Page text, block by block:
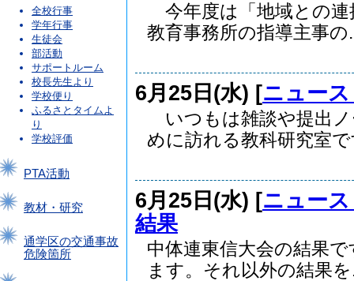
全校行事
学年行事
生徒会
部活動
サポートルーム
校長先生より
学校便り
ふるさとタイムよ
り
学校評価
PTA活動
教材・研究
通学区の交通事故
危険箇所
今年度は「地域との連
教育事務所の指導主事の
6月25日(水) [ニュー
いつもは雑談や提出
めに訪れる教科研究室
6月25日(水) [ニュー
結果
中体連東信大会の結果
ます。それ以外の結果